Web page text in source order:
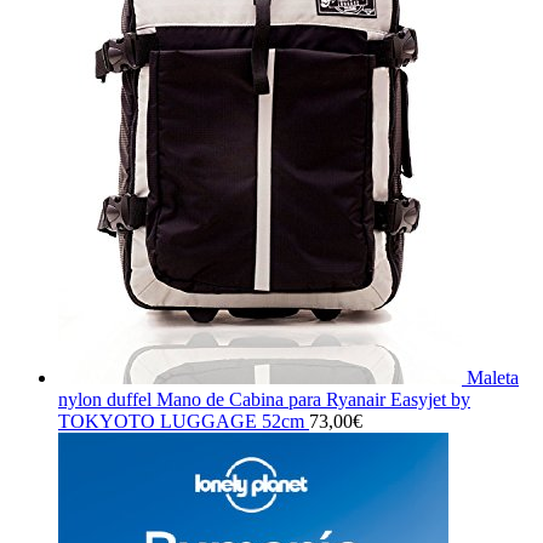
Maleta
nylon duffel Mano de Cabina para Ryanair Easyjet by
TOKYOTO LUGGAGE 52cm 73,00€